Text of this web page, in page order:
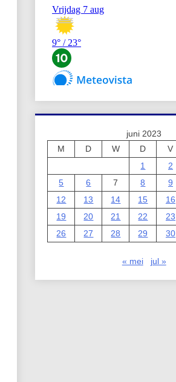
juni 2023
M
D W D V
1
2
5
6 7 8 9
12
13 14 15 16
19
20 21 22 23
26
27 28 29 30
« mei jul »